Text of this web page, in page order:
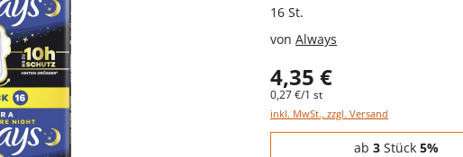
16 St.
von Always
4,35 €
0,27 €/1 st
inkl. MwSt., zzgl. Versand
Staffelpreise - Mengenrabatt
ab 3 Stück 5%